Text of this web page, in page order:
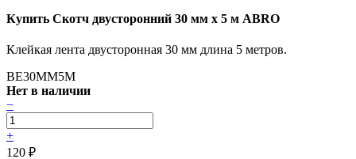
Купить Скотч двусторонний 30 мм х 5 м ABRO
Клейкая лента двусторонная 30 мм длина 5 метров.
BE30MM5M
Нет в наличии
−
+
120 ₽